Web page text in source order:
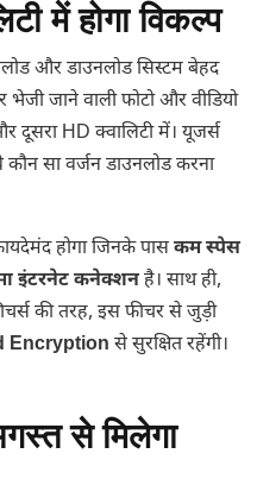
में होगा विकल्प
और डाउनलोड सिस्टम बेहद
जाने वाली फोटो और वीडियो
दूसरा HD क्वालिटी में। यूजर्स
सा वर्जन डाउनलोड करना
होगा जिनके पासकम स्पेस
इंटरनेट कनेक्शनहै। साथ ही,
की तरह, इस फीचर से जुड़ी
Encryption से सुरक्षित रहेंगी।
से मिलेगा